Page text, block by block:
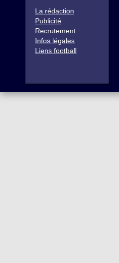
La rédaction
Publicité
Recrutement
Infos légales
Liens football